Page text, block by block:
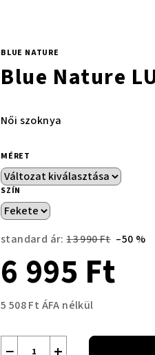
BLUE NATURE
Blue Nature
Női szoknya
MÉRET
SZÍN
standard ár: 13 990 Ft –50 %
6 995 Ft
5 508 Ft ÁFA nélkül